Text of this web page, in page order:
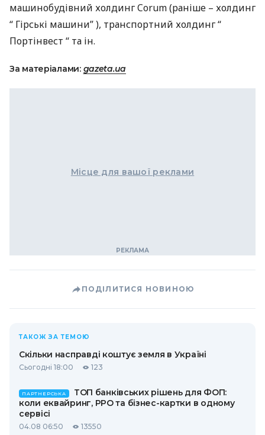
машинобудівний холдинг Corum (раніше – холдинг
“ Гірські машини” ), транспортний холдинг “
Портінвест “ та ін.
За матеріалами: gazeta.ua
Місце для вашої реклами
ПОДІЛИТИСЯ НОВИНОЮ
ТАКОЖ ЗА ТЕМОЮ
Скільки насправді коштує земля в Україні
Сьогодні 18:00 123
ПАРТНЕРСЬКА
ТОП банківських рішень для ФОП:
коли еквайринг, РРО та бізнес-картки в одному
сервісі
04.08 06:50 13550